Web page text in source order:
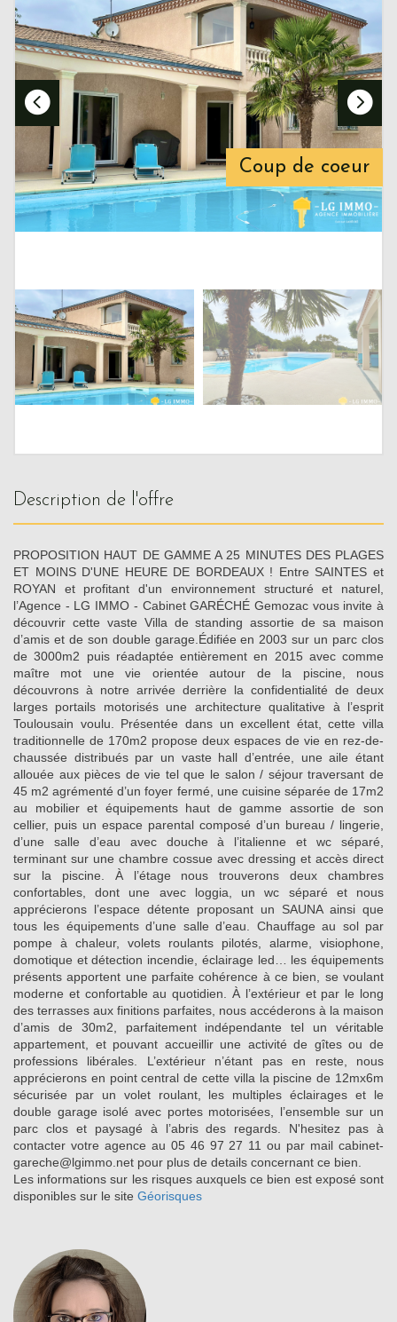
Coup de coeur
description de l'offre
PROPOSITION HAUT DE GAMME A 25 MINUTES DES PLAGES
ET MOINS D'UNE HEURE DE BORDEAUX ! Entre SAINTES et
ROYAN et profitant d'un environnement structuré et naturel,
l’Agence - LG IMMO - Cabinet GARÉCHÉ Gemozac vous invite à
découvrir cette vaste Villa de standing assortie de sa maison
d’amis et de son double garage.Édifiée en 2003 sur un parc clos
de 3000m2 puis réadaptée entièrement en 2015 avec comme
maître mot une vie orientée autour de la piscine, nous
découvrons à notre arrivée derrière la confidentialité de deux
larges portails motorisés une architecture qualitative à l’esprit
Toulousain voulu. Présentée dans un excellent état, cette villa
traditionnelle de 170m2 propose deux espaces de vie en rez-de-
chaussée distribués par un vaste hall d’entrée, une aile étant
allouée aux pièces de vie tel que le salon / séjour traversant de
45 m2 agrémenté d’un foyer fermé, une cuisine séparée de 17m2
au mobilier et équipements haut de gamme assortie de son
cellier, puis un espace parental composé d’un bureau / lingerie,
d’une salle d’eau avec douche à l’italienne et wc séparé,
terminant sur une chambre cossue avec dressing et accès direct
sur la piscine. À l’étage nous trouverons deux chambres
confortables, dont une avec loggia, un wc séparé et nous
apprécierons l’espace détente proposant un SAUNA ainsi que
tous les équipements d’une salle d’eau. Chauffage au sol par
pompe à chaleur, volets roulants pilotés, alarme, visiophone,
domotique et détection incendie, éclairage led… les équipements
présents apportent une parfaite cohérence à ce bien, se voulant
moderne et confortable au quotidien. À l’extérieur et par le long
des terrasses aux finitions parfaites, nous accéderons à la maison
d’amis de 30m2, parfaitement indépendante tel un véritable
appartement, et pouvant accueillir une activité de gîtes ou de
professions libérales. L’extérieur n’étant pas en reste, nous
apprécierons en point central de cette villa la piscine de 12mx6m
sécurisée par un volet roulant, les multiples éclairages et le
double garage isolé avec portes motorisées, l’ensemble sur un
parc clos et paysagé à l’abris des regards. N'hesitez pas à
contacter votre agence au 05 46 97 27 11 ou par mail cabinet-
gareche@lgimmo.net pour plus de details concernant ce bien.
Les informations sur les risques auxquels ce bien est exposé sont
disponibles sur le site Géorisques